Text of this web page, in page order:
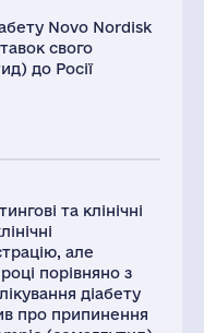
млн.дол.
16
Novo Nordisk
свого
до Росії
та клінічні
але
порівняно з
діабету
про припинення